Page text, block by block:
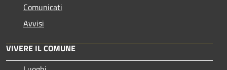
Comunicati
Avvisi
VIVERE IL COMUNE